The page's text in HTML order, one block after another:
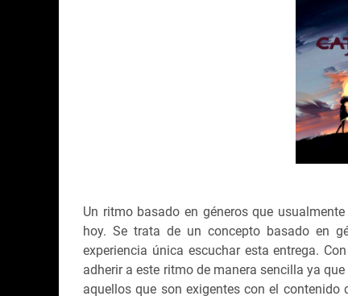
Un ritmo basado en géneros que
hoy. Se trata de un concepto basado en
experiencia única escuchar esta entrega.
adherir a este ritmo de manera sencilla ya
aquellos que son exigentes con el contenido